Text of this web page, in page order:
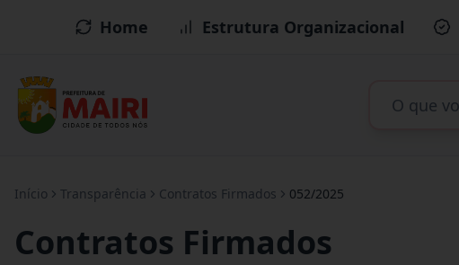
Home Estrutura Organizacional
Início Transparência Contratos Firmados 052/2025
Contratos Firmados